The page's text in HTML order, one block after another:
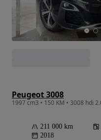
Peugeot 3008
211 000 km
2018